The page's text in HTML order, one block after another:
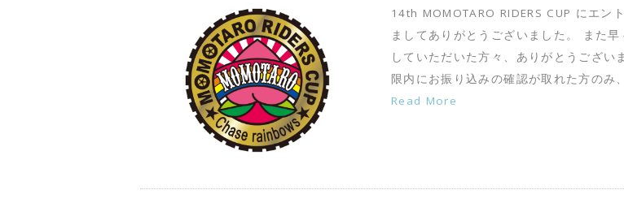
14th MOMOTARO RIDERS CUP にエン
ましてありがとうございました。 また早
していただいた方々、ありがとうござい
限内にお振り込みの確認が取れた方のみ
Read More